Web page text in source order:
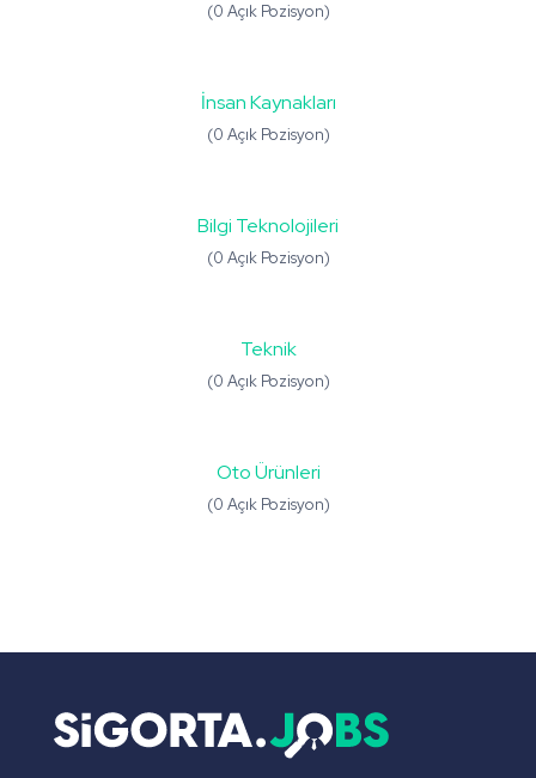
(0 Açık Pozisyon)
İnsan Kaynakları
(0 Açık Pozisyon)
Bilgi Teknolojileri
(0 Açık Pozisyon)
Teknik
(0 Açık Pozisyon)
Oto Ürünleri
(0 Açık Pozisyon)